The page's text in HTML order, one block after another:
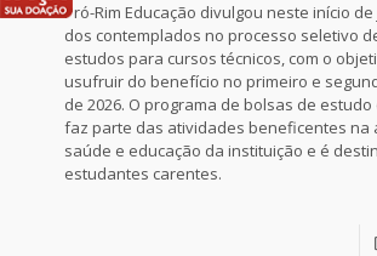
Pró-Rim Educação divulgou neste início
dos contemplados no processo seletivo
estudos para cursos técnicos, com o
usufruir do benefício no primeiro e
de 2026. O programa de bolsas de estudo
faz parte das atividades beneficentes na
saúde e educação da instituição e é
estudantes carentes.